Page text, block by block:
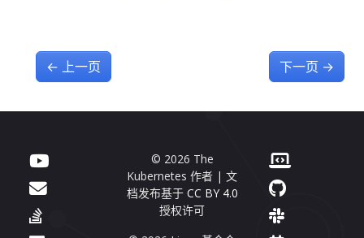
← 上一页 下一页 →
© 2026 The
Kubernetes 作者 | 文
档发布基于 CC BY 4.0
授权许可